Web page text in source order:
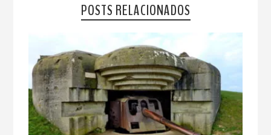
POSTS RELACIONADOS